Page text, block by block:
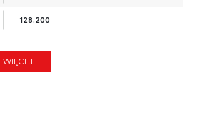
128.200
0.235
WIĘCEJ